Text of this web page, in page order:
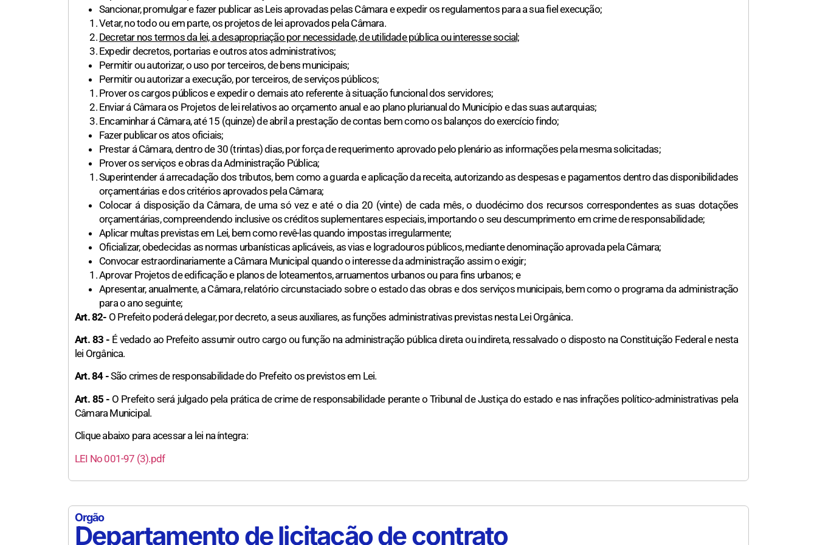
Sancionar, promulgar e fazer publicar as Leis aprovadas pelas Câmara e expedir os regulamentos para a sua fiel execução;
Vetar, no todo ou em parte, os projetos de lei aprovados pela Câmara.
Decretar nos termos da lei, a desapropriação por necessidade, de utilidade pública ou interesse social;
Expedir decretos, portarias e outros atos administrativos;
Permitir ou autorizar, o uso por terceiros, de bens municipais;
Permitir ou autorizar a execução, por terceiros, de serviços públicos;
Prover os cargos públicos e expedir o demais ato referente à situação funcional dos servidores;
Enviar á Câmara os Projetos de lei relativos ao orçamento anual e ao plano plurianual do Município e das suas autarquias;
Encaminhar á Câmara, até 15 (quinze) de abril a prestação de contas bem como os balanços do exercício findo;
Fazer publicar os atos oficiais;
Prestar á Câmara, dentro de 30 (trintas) dias, por força de requerimento aprovado pelo plenário as informações pela mesma solicitadas;
Prover os serviços e obras da Administração Pública;
Superintender á arrecadação dos tributos, bem como a guarda e aplicação da receita, autorizando as despesas e pagamentos dentro das disponibilidades
orçamentárias e dos critérios aprovados pela Câmara;
Colocar á disposição da Câmara, de uma só vez e até o dia 20 (vinte) de cada mês, o duodécimo dos recursos correspondentes as suas dotações
orçamentárias, compreendendo inclusive os créditos suplementares especiais, importando o seu descumprimento em crime de responsabilidade;
Aplicar multas previstas em Lei, bem como revê-las quando impostas irregularmente;
Oficializar, obedecidas as normas urbanísticas aplicáveis, as vias e logradouros públicos, mediante denominação aprovada pela Câmara;
Convocar estraordinariamente a Câmara Municipal quando o interesse da administração assim o exigir;
Aprovar Projetos de edificação e planos de loteamentos, arruamentos urbanos ou para fins urbanos; e
Apresentar, anualmente, a Câmara, relatório circunstaciado sobre o estado das obras e dos serviços municipais, bem como o programa da administração
para o ano seguinte;
Art. 82- O Prefeito poderá delegar, por decreto, a seus auxiliares, as funções administrativas previstas nesta Lei Orgânica.
Art. 83 -É vedado ao Prefeito assumir outro cargo ou função na administração pública direta ou indireta, ressalvado o disposto na Constituição Federal e nesta
lei Orgânica.
Art. 84 -São crimes de responsabilidade do Prefeito os previstos em Lei.
Art. 85 - O Prefeito será julgado pela prática de crime de responsabilidade perante o Tribunal de Justiça do estado e nas infrações político-administrativas pela
Câmara Municipal.
Clique abaixo para acessar a lei na íntegra:
LEI No 001-97 (3).pdf
Orgão
Departamento de licitação de contrato